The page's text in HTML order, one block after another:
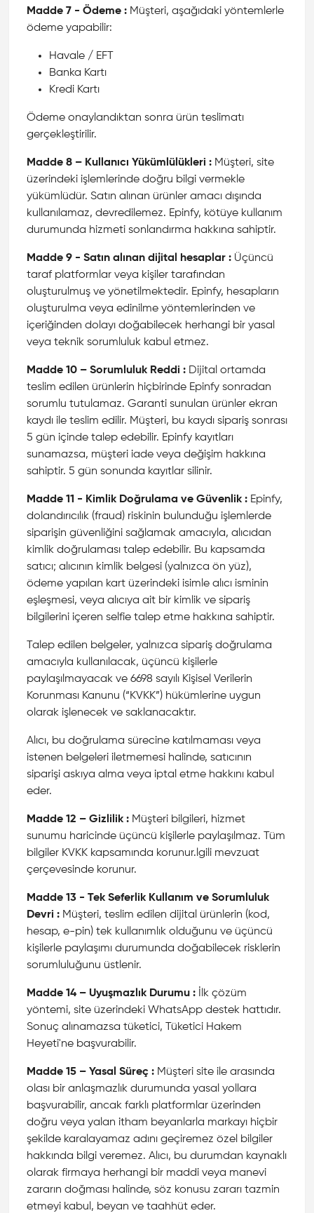
Madde 7 - Ödeme : Müşteri, aşağıdaki yöntemlerle
ödeme yapabilir:
Havale / EFT
Banka Kartı
Kredi Kartı
Ödeme onaylandıktan sonra ürün teslimatı
gerçekleştirilir.
Madde 8 – Kullanıcı Yükümlülükleri : Müşteri, site
üzerindeki işlemlerinde doğru bilgi vermekle
yükümlüdür. Satın alınan ürünler amacı dışında
kullanılamaz, devredilemez. Epinfy, kötüye kullanım
durumunda hizmeti sonlandırma hakkına sahiptir.
Madde 9 - Satın alınan dijital hesaplar : Üçüncü
taraf platformlar veya kişiler tarafından
oluşturulmuş ve yönetilmektedir. Epinfy, hesapların
oluşturulma veya edinilme yöntemlerinden ve
içeriğinden dolayı doğabilecek herhangi bir yasal
veya teknik sorumluluk kabul etmez.
Madde 10 – Sorumluluk Reddi : Dijital ortamda
teslim edilen ürünlerin hiçbirinde Epinfy sonradan
sorumlu tutulamaz. Garanti sunulan ürünler ekran
kaydı ile teslim edilir. Müşteri, bu kaydı sipariş sonrası
5 gün içinde talep edebilir. Epinfy kayıtları
sunamazsa, müşteri iade veya değişim hakkına
sahiptir. 5 gün sonunda kayıtlar silinir.
Madde 11 - Kimlik Doğrulama ve Güvenlik : Epinfy,
dolandırıcılık (fraud) riskinin bulunduğu işlemlerde
siparişin güvenliğini sağlamak amacıyla, alıcıdan
kimlik doğrulaması talep edebilir. Bu kapsamda
satıcı; alıcının kimlik belgesi (yalnızca ön yüz),
ödeme yapılan kart üzerindeki isimle alıcı isminin
eşleşmesi, veya alıcıya ait bir kimlik ve sipariş
bilgilerini içeren selfie talep etme hakkına sahiptir.
Talep edilen belgeler, yalnızca sipariş doğrulama
amacıyla kullanılacak, üçüncü kişilerle
paylaşılmayacak ve 6698 sayılı Kişisel Verilerin
Korunması Kanunu (“KVKK”) hükümlerine uygun
olarak işlenecek ve saklanacaktır.
Alıcı, bu doğrulama sürecine katılmaması veya
istenen belgeleri iletmemesi halinde, satıcının
siparişi askıya alma veya iptal etme hakkını kabul
eder.
Madde 12 – Gizlilik : Müşteri bilgileri, hizmet
sunumu haricinde üçüncü kişilerle paylaşılmaz. Tüm
bilgiler KVKK kapsamında korunur.lgili mevzuat
çerçevesinde korunur.
Madde 13 - Tek Seferlik Kullanım ve Sorumluluk
Devri : Müşteri, teslim edilen dijital ürünlerin (kod,
hesap, e-pin) tek kullanımlık olduğunu ve üçüncü
kişilerle paylaşımı durumunda doğabilecek risklerin
sorumluluğunu üstlenir.
Madde 14 – Uyuşmazlık Durumu : İlk çözüm
yöntemi, site üzerindeki WhatsApp destek hattıdır.
Sonuç alınamazsa tüketici, Tüketici Hakem
Heyeti'ne başvurabilir.
Madde 15 – Yasal Süreç : Müşteri site ile arasında
olası bir anlaşmazlık durumunda yasal yollara
başvurabilir, ancak farklı platformlar üzerinden
doğru veya yalan itham beyanlarla markayı hiçbir
şekilde karalayamaz adını geçiremez özel bilgiler
hakkında bilgi veremez. Alıcı, bu durumdan kaynaklı
olarak firmaya herhangi bir maddi veya manevi
zararın doğması halinde, söz konusu zararı tazmin
etmeyi kabul, beyan ve taahhüt eder.